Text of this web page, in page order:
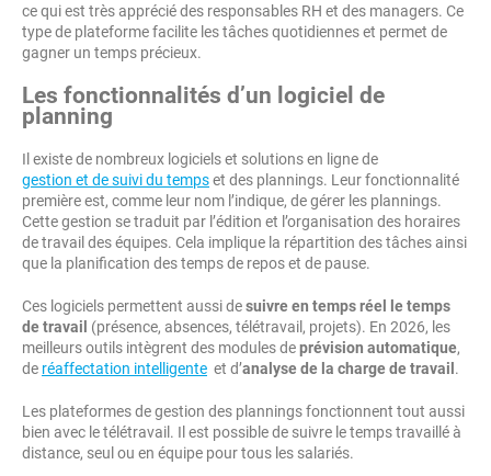
ce qui est très apprécié des responsables RH et des managers. Ce
type de plateforme facilite les tâches quotidiennes et permet de
gagner un temps précieux.
Les fonctionnalités d’un logiciel de
planning
Il existe de nombreux logiciels et solutions en ligne de
gestion et de suivi du tempset des plannings. Leur fonctionnalité
première est, comme leur nom l’indique, de gérer les plannings.
Cette gestion se traduit par l’édition et l’organisation des horaires
de travail des équipes. Cela implique la répartition des tâches ainsi
que la planification des temps de repos et de pause.
Ces logiciels permettent aussi desuivre en temps réel le temps
de travail (présence, absences, télétravail, projets). En 2026, les
meilleurs outils intègrent des modules deprévision automatique,
de réaffectation intelligente et d’analyse de la charge de travail .
Les plateformes de gestion des plannings fonctionnent tout aussi
bien avec le télétravail. Il est possible de suivre le temps travaillé à
distance, seul ou en équipe pour tous les salariés.